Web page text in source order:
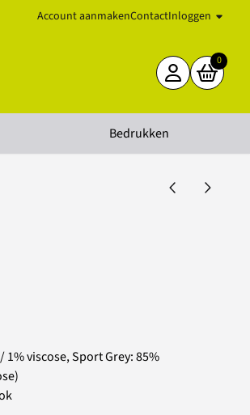
Account aanmakenContactInloggen
0
Bedrukken
viscose, Sport Grey: 85%